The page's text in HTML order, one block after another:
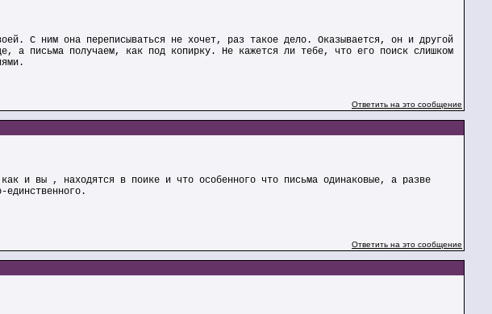
С ним она переписываться не хочет, раз такое дело. Оказывается, он и другой
а письма получаем, как под копирку. Не кажется ли тебе, что его поиск слишком
Ответить на это сообщение
и вы , находятся в поике и что особенного что письма одинаковые, а разве
Ответить на это сообщение